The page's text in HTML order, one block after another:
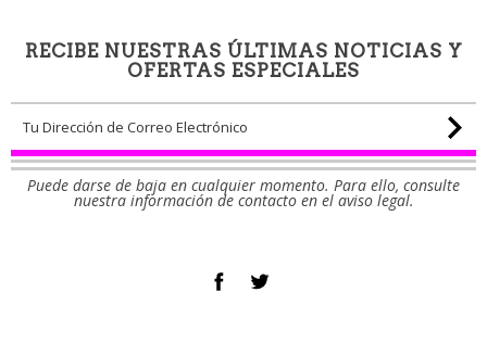
RECIBE NUESTRAS ÚLTIMAS NOTICIAS Y
OFERTAS ESPECIALES
Puede darse de baja en cualquier momento. Para ello, consulte
nuestra información de contacto en el aviso legal.
Facebook
Twitter